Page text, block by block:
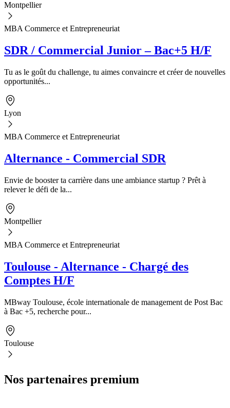
Montpellier
MBA Commerce et Entrepreneuriat
SDR / Commercial Junior – Bac+5 H/F
Tu as le goût du challenge, tu aimes convaincre et créer de nouvelles
opportunités...
Lyon
MBA Commerce et Entrepreneuriat
Alternance - Commercial SDR
Envie de booster ta carrière dans une ambiance startup ? Prêt à
relever le défi de la...
Montpellier
MBA Commerce et Entrepreneuriat
Toulouse - Alternance - Chargé des
Comptes H/F
MBway Toulouse, école internationale de management de Post Bac
à Bac +5, recherche pour...
Toulouse
Nos partenaires premium